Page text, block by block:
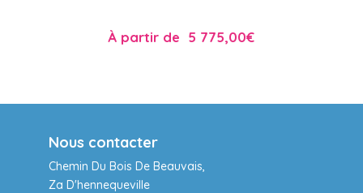
À partir de 5 775,00€
Nous contacter
Chemin Du Bois De Beauvais,
Za D'hennequeville